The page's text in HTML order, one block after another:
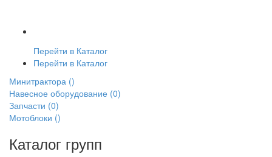
Перейти в Каталог
Перейти в Каталог
Минитрактора ()
Навесное оборудование (0)
Запчасти (0)
Мотоблоки ()
Каталог групп